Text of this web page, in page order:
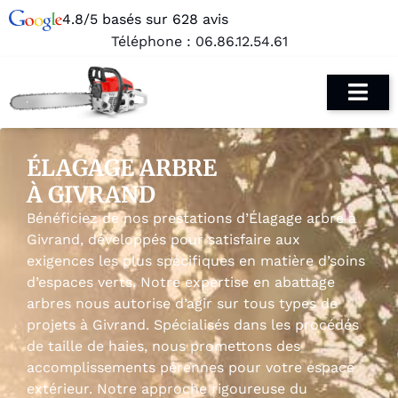
4.8/5 basés sur 628 avis
Téléphone : 06.86.12.54.61
ÉLAGAGE ARBRE
À GIVRAND
Bénéficiez de nos prestations d’Élagage arbre à
Givrand, développés pour satisfaire aux
exigences les plus spécifiques en matière d’soins
d’espaces verts. Notre expertise en abattage
arbres nous autorise d’agir sur tous types de
projets à Givrand. Spécialisés dans les procédés
de taille de haies, nous promettons des
accomplissements pérennes pour votre espace
extérieur. Notre approche rigoureuse du